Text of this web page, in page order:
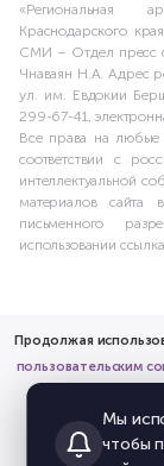
«Региональная
Краснодарского
СМИ – Отдел пресс
Чнаваян Н.А. Адрес
ул. им. Евдокии
299-67-41,
Все права на любые
соответствии с
интеллектуальной
материалов
письменного
использовании
Продолжая
пользовательским
и
Мы
чтобы